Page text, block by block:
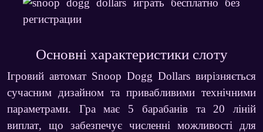
Основні характеристики слоту
Ігровий автомат Snoop Dogg Dollars вирізняється
сучасним дизайном та привабливими технічними
параметрами. Гра має 5 барабанів та 20 ліній
виплат, що забезпечує численні можливості для